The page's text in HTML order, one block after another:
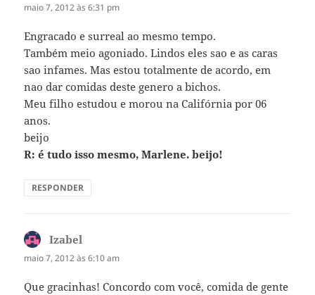
maio 7, 2012 às 6:31 pm
Engracado e surreal ao mesmo tempo.
Também meio agoniado. Lindos eles sao e as caras
sao infames. Mas estou totalmente de acordo, em
nao dar comidas deste genero a bichos.
Meu filho estudou e morou na Califórnia por 06
anos.
beijo
R: é tudo isso mesmo, Marlene. beijo!
RESPONDER
Izabel
maio 7, 2012 às 6:10 am
Que gracinhas! Concordo com você, comida de gente